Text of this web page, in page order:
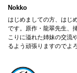
Nokko
はじめましての方、はじ
です。原作・龍翠先生、
こりに溢れた姉妹の交流
るよう頑張りますのでよ